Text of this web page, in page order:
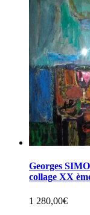
Georges
collage XX
1 280,00€